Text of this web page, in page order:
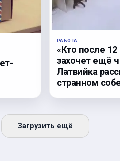
РАБОТА
«Кто после
захочет ещё
Латвийка
странном
Загрузить ещё